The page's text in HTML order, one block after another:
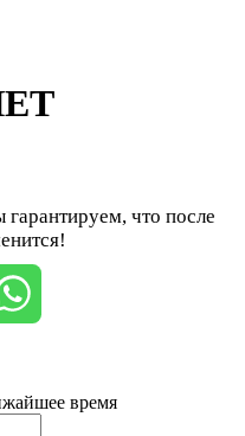
что после
время